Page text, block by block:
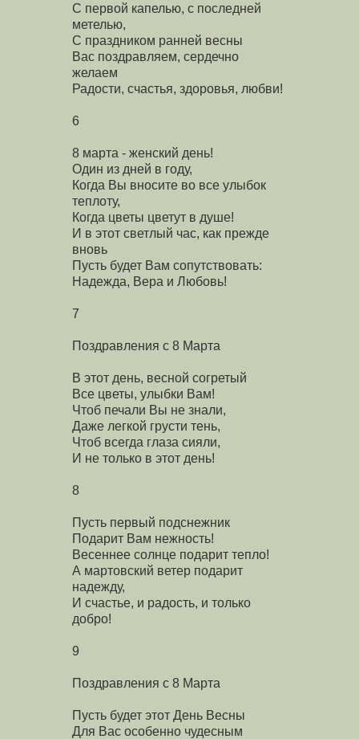
С первой капелью, с последней
метелью,
С праздником ранней весны
Вас поздравляем, сердечно
желаем
Радости, счастья, здоровья, любви!
6
8 марта - женский день!
Один из дней в году,
Когда Вы вносите во все улыбок
теплоту,
Когда цветы цветут в душе!
И в этот светлый час, как прежде
вновь
Пусть будет Вам сопутствовать:
Надежда, Вера и Любовь!
7
Поздравления с 8 Марта
В этот день, весной согретый
Все цветы, улыбки Вам!
Чтоб печали Вы не знали,
Даже легкой грусти тень,
Чтоб всегда глаза сияли,
И не только в этот день!
8
Пусть первый подснежник
Подарит Вам нежность!
Весеннее солнце подарит тепло!
А мартовский ветер подарит
надежду,
И счастье, и радость, и только
добро!
9
Поздравления с 8 Марта
Пусть будет этот День Весны
Для Вас особенно чудесным